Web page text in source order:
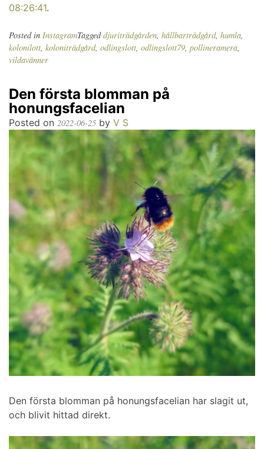
08:26:41.
Posted in InstagramTaggeddjuriträdgården, hållbarträdgård, humla,
kolonilott, koloniträdgård, odlingslott, odlingslott79, pollineramera,
vildavänner
Den första blomman på
honungsfacelian
Posted on 2022-06-25 by V S
Den första blomman på honungsfacelian har slagit ut,
och blivit hittad direkt.